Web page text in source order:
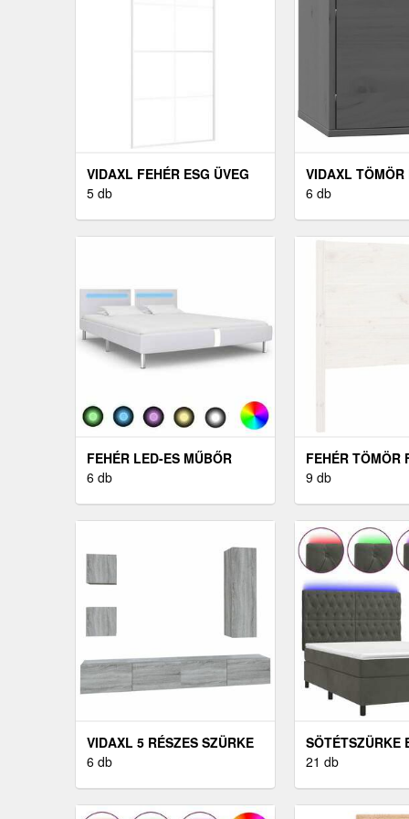
VIDAXL FEHÉR ESG ÜVEG
ÉS ALUMÍNIUM TOLÓAJTÓ
5 db
VIDAXL TÖMÖR
FALISZEKRÉNY
6 db
FEHÉR LED-ES MŰBŐR
ÁGYKERET 180 X 200 CM
6 db
FEHÉR TÖMÖR
FEJTÁMLA 81 X
9 db
VIDAXL 5 RÉSZES SZÜRKE
SONOMA SZÍNŰ SZERELT
6 db
SÖTÉTSZÜRKE
RUGÓS ÉS LED-
21 db